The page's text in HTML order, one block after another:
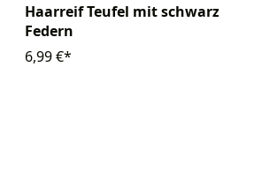
Haarreif Teufel mit schwarzen
Federn
6,99 €*